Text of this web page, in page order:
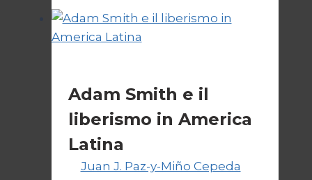
la
storia
Adam Smith e il
liberismo in America
Latina
Juan J. Paz-y-Miño Cepeda